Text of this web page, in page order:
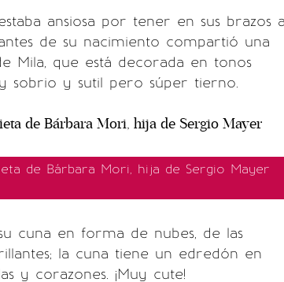
ansiosa por tener en sus brazos a
de su nacimiento compartió una
Mila, que está decorada en tonos
sobrio y sutil pero súper tierno.
de Bárbara Mori, hija de Sergio Mayer
cuna en forma de nubes, de las
la cuna tiene un edredón en
y corazones. ¡Muy cute!